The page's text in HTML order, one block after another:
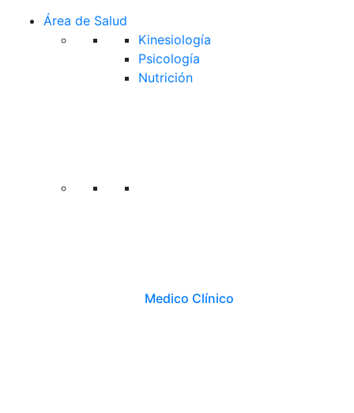
Área de Salud
Kinesiología
Psicología
Nutrición
Medico Clínico